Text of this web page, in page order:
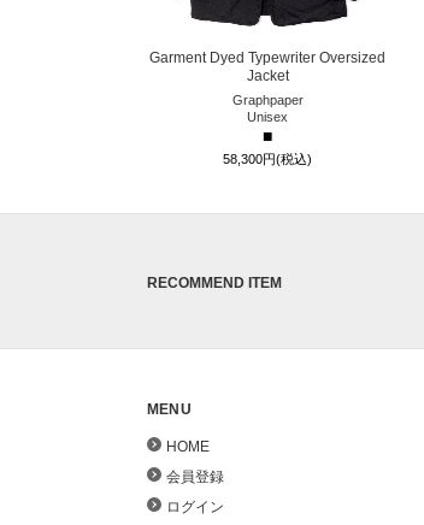
Garment Dyed Typewriter Oversized
Jacket
Graphpaper
Unisex
■
58,300円(税込)
RECOMMEND ITEM
MENU
HOME
会員登録
ログイン